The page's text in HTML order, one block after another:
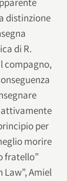
distinzione
di R.
compagno,
attivamente
per
morire
fratello”
Law”, Amiel